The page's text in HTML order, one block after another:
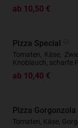
ab 10,50 €
Pizza Special
Tomaten, Käse,
Knoblauch, scharfe
ab 10,40 €
Pizza Gorgonzola
Tomaten, Käse,